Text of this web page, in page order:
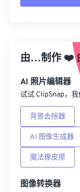
从预设应用
另存为预设
由…制作 ❤️
AI 照片编辑器
试试 ClipSnap，
背景去除器
AI 图像生成器
魔法橡皮擦
图像转换器